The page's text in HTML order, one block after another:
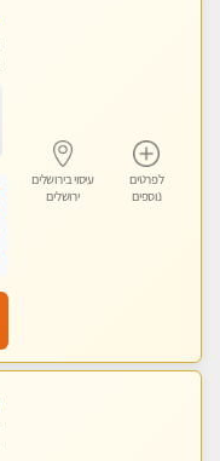
לפרטים
נוספים
עיסוי בירושלים
ירושלים